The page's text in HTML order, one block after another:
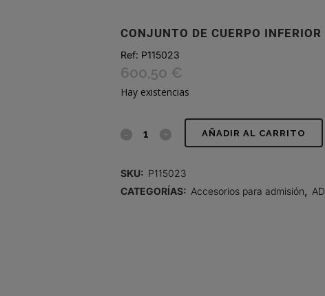
CONJUNTO DE CUERPO INFERIOR
Ref: P115023
600,50 €
Hay existencias
CONJUNTO AÑADIR AL CARRITO
SKU: P115023
CATEGORÍAS: Accesorios para admisión